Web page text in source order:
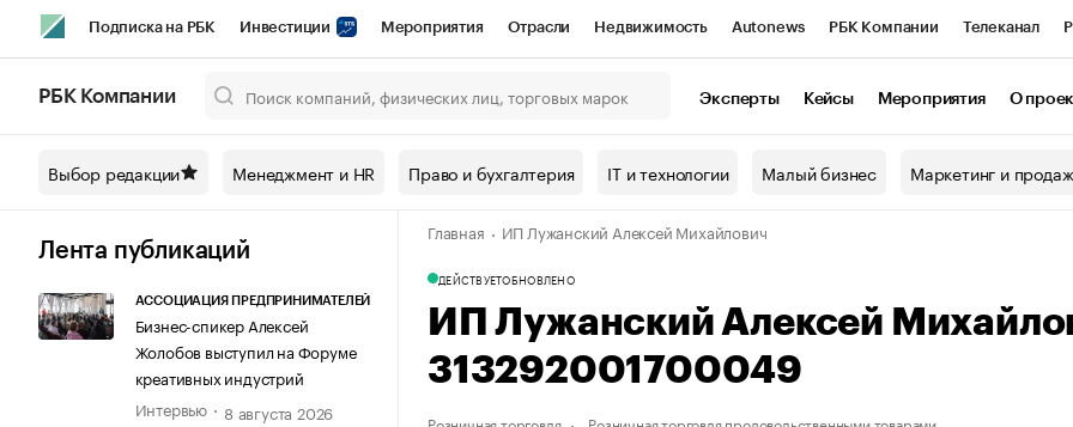
Подписка на РБК Инвестиции Мероприятия Отрасли Недвижимость Autonews РБК Компании Телеканал
Спецпроекты СПб Конференции СПб Спецпроекты Проверка контрагентов
Технологии и медиа Рынок наличной валюты
РБК Компании Эксперты Кейсы Мероприятия О
Выбор редакции Менеджмент и HR Право и бухгалтерия IT и технологии Малый бизнес Маркетинг и
Лента публикаций
АССОЦИАЦИЯ ПРЕДПРИНИМАТЕЛЕЙ
Бизнес-спикер Алексей
Жолобов выступил на Форуме
креативных индустрий
Интервью
8 августа 2026
Главная ИП Лужанский Алексей Михайлович
ДЕЙСТВУЕТОБНОВЛЕНО
ИП Лужанский Алексей
313292001700049